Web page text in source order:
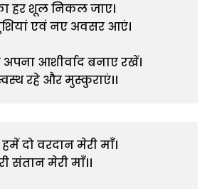
हर शूल निकल जाए।
एवं नए अवसर आएं।
अपना आशीर्वाद बनाए रखें।
रहे और मुस्कुराएं।।
दो वरदान मेरी माँ।
संतान मेरी माँ।।